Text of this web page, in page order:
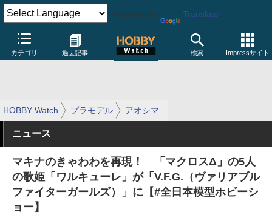
Powered by Translate
カテゴリ 過去記事 検索 Impressサイト
HOBBY Watch プラモデル アオシマ
ニュース
マキナのきゃわわを再現！ 「マクロスΔ」の5人
の歌姫「ワルキューレ」が「V.F.G.（ヴァリアブル
ファイターガールズ）」に【#全日本模型ホビーシ
ョー】